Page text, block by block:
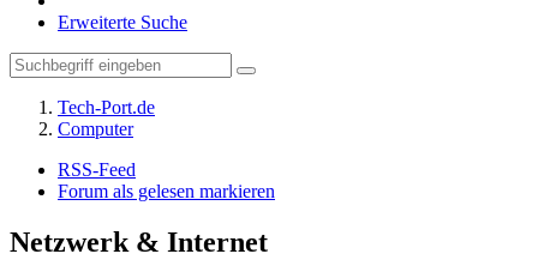
Erweiterte Suche
Tech-Port.de
Computer
RSS-Feed
Forum als gelesen markieren
Netzwerk & Internet